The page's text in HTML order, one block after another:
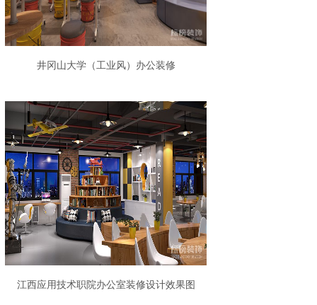
井冈山大学（工业风）办公装修
江西应用技术职院办公室装修设计效果图